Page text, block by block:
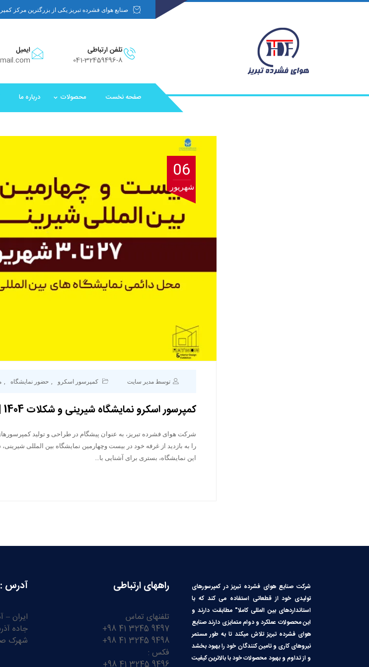
صنایع هوای فشرده تبریز یکی از بزرگترین مرکز
تلفن ارتباطی
041-32459496-8
ایمیل
صفحه نخست محصولات درباره ما
06
شهریور
توسط مدیر سایت کمپرسور اسکرو حضور نمایشگاه
کمپرسور اسکرو نمایشگاه شیرینی و شکلات 1404 | شرکت هوای فشرده تبریز
شرکت هوای فشرده تبریز، به عنوان پیشگام در طراحی و تولید
را به بازدید از غرفه خود در بیست وچهارمین نمایشگاه بین المللی
این نمایشگاه، بستری برای آشنایی با…
شرکت صنایع هوای فشرده تبریز در کمپرسورهای
تولیدی خود از قطعاتی استفاده می کند که با
استانداردهای بین المللی کاملا″ مطابقت دارند و
این محصولات عملکرد و دوام متمایزی دارند صنایع
هوای فشرده تبریز تلاش میکند تا به طور مستمر
نیروهای کاری و تامین کنندگان خود را بهبود بخشد
و از تداوم و بهبود محصولات خود با بالاترین کیفیت
راههای ارتباطی
تلفنهای تماس
9497 3245 41 98+
9498 3245 41 98+
فکس :
آدرس :
جاده
شهرک